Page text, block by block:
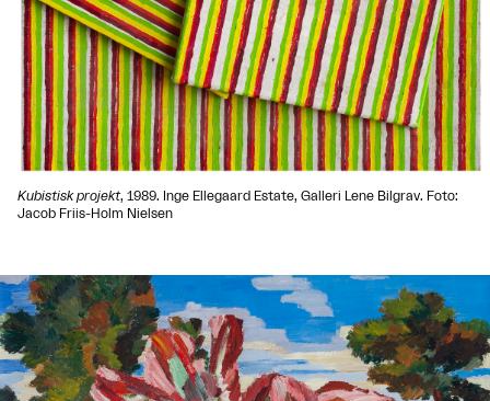
Kubistisk projekt, 1989. Inge Ellegaard Estate, Galleri Lene Bilgrav. Foto:
Jacob Friis-Holm Nielsen